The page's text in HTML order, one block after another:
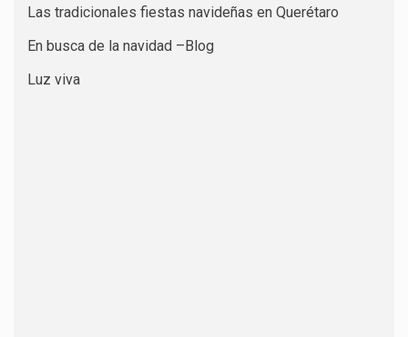
Las tradicionales fiestas navideñas en Querétaro
En busca de la navidad –Blog
Luz viva